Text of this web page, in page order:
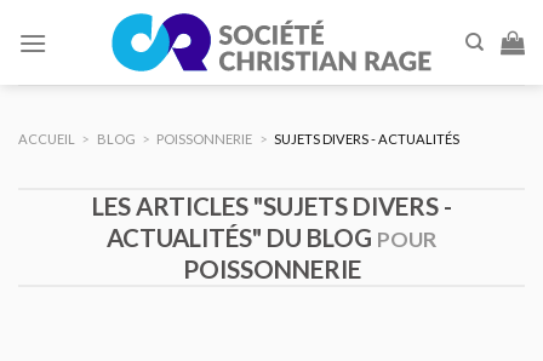
ACCUEIL > BLOG > POISSONNERIE > SUJETS DIVERS - ACTUALITÉS
LES ARTICLES "SUJETS DIVERS -
ACTUALITÉS" DU BLOG POUR
POISSONNERIE